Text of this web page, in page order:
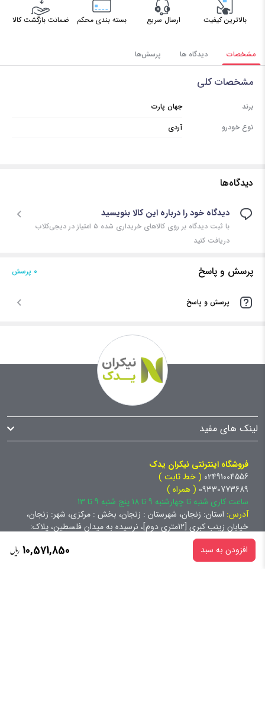
بالاترین کیفیت ارسال سریع بسته بندی محکم ضمانت بازگشت کالا
مشخصات دیدگاه ها پرسش‌ها
مشخصات کلی
برند
جهان پارت
نوع خودرو
آردی
دیدگاه‌ها
دیدگاه خود را درباره این کالا بنویسید
با ثبت دیدگاه بر روی کالاهای خریداری شده ۵ امتیاز در دیجی‌کلاب
دریافت کنید
پرسش و پاسخ 0 پرسش‌
پرسش و پاسخ
10,571,850 افزودن به سبد
لینک های مفید
فروشگاه اینترنتی نیکران یدک
02491004556 ( خط ثابت )
09330773689 ( همراه )
ساعت کاری شنبه تا چهارشنبه 9 تا 18 پنج شنبه 9 تا 13
آدرس: استان: زنجان، شهرستان : زنجان، بخش : مرکزی، شهر: زنجان،
خیابان زینب کبری [12متری دوم]، نرسیده به میدان فلسطین، پلاک:
92.0، طبقه: همکف،